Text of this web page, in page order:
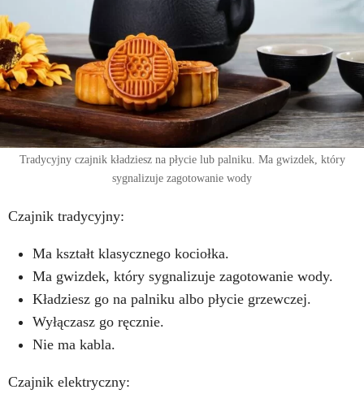
Tradycyjny czajnik kładziesz na płycie lub palniku. Ma gwizdek, który
sygnalizuje zagotowanie wody
Czajnik tradycyjny:
Ma kształt klasycznego kociołka.
Ma gwizdek, który sygnalizuje zagotowanie wody.
Kładziesz go na palniku albo płycie grzewczej.
Wyłączasz go ręcznie.
Nie ma kabla.
Czajnik elektryczny: